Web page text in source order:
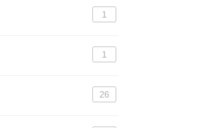
1
1
26